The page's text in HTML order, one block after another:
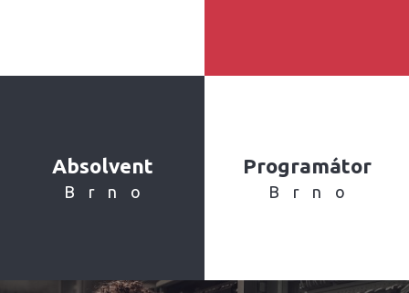
Absolvent
Brno
Programátor
Brno